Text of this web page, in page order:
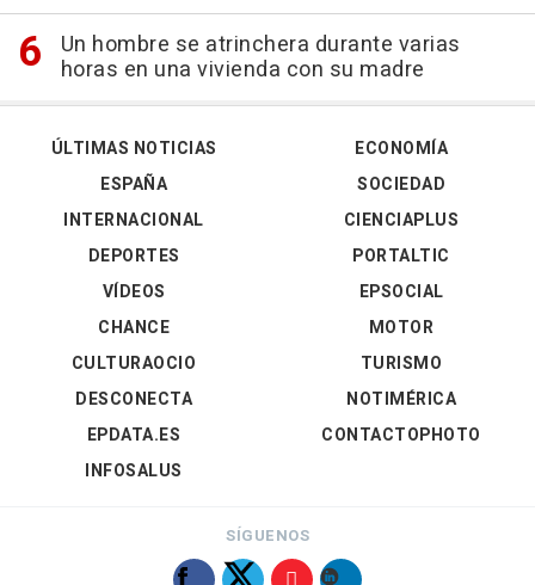
Un hombre se atrinchera durante varias
horas en una vivienda con su madre
ÚLTIMAS NOTICIAS
ESPAÑA
INTERNACIONAL
DEPORTES
VÍDEOS
ECONOMÍA
SOCIEDAD
CIENCIAPLUS
PORTALTIC
EPSOCIAL
CHANCE
CULTURAOCIO
DESCONECTA
EPDATA.ES
INFOSALUS
MOTOR
TURISMO
NOTIMÉRICA
CONTACTOPHOTO
SÍGUENOS